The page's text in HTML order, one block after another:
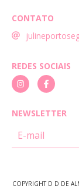
CONTATO
REDES SOCIAIS
NEWSLETTER
COPYRIGHT D D DE